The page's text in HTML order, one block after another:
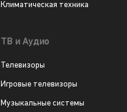
Климатическая техника
ТВ и Аудио
Телевизоры
Игровые телевизоры
Музыкальные системы